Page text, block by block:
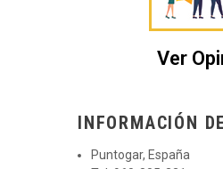
Ver
INFORMACIÓN
Puntogar, España